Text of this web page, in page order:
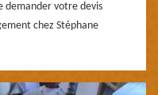
demander votre devis
chez Stéphane